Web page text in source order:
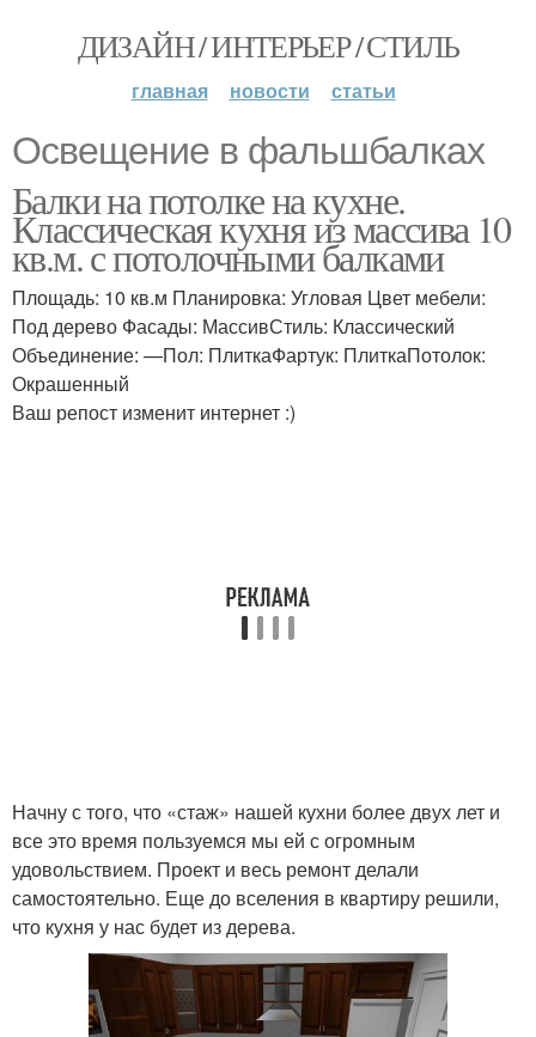
ДИЗАЙН / ИНТЕРЬЕР / СТИЛЬ
главная новости статьи
Освещение в фальшбалках
Балки на потолке на кухне.
Классическая кухня из массива 10
кв.м. с потолочными балками
Площадь: 10 кв.м Планировка: Угловая Цвет мебели:
Под дерево Фасады: МассивСтиль: Классический
Объединение: —Пол: ПлиткаФартук: ПлиткаПотолок:
Окрашенный
Ваш репост изменит интернет :)
Начну с того, что «стаж» нашей кухни более двух лет и
все это время пользуемся мы ей с огромным
удовольствием. Проект и весь ремонт делали
самостоятельно. Еще до вселения в квартиру решили,
что кухня у нас будет из дерева.